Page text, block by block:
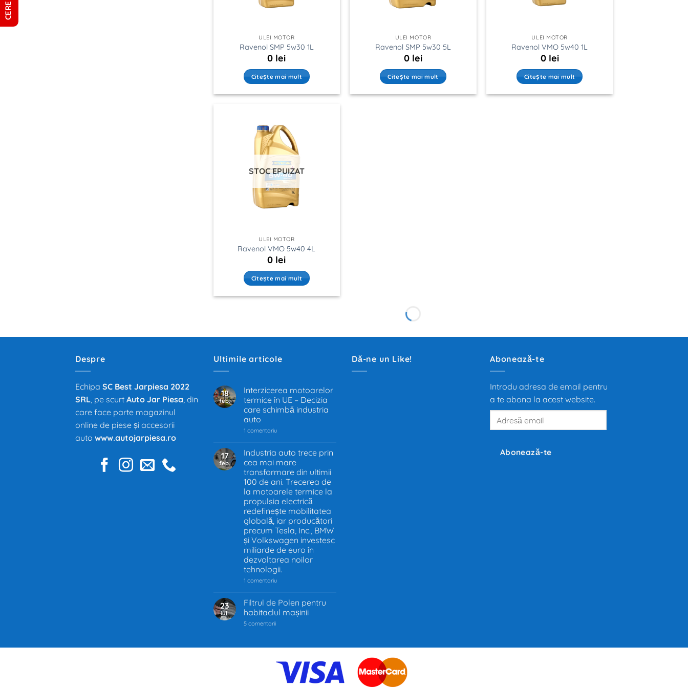
ULEI MOTOR
Ravenol SMP 5w30 1L
0 lei
Citește mai mult
ULEI MOTOR
Ravenol SMP 5w30 5L
0 lei
Citește mai mult
ULEI MOTOR
Ravenol VMO 5w40 1L
0 lei
Citește mai mult
STOC EPUIZAT
ULEI MOTOR
Ravenol VMO 5w40 4L
0 lei
Citește mai mult
Despre
Echipa SC Best Jarpiesa 2022
SRL, pe scurt Auto Jar Piesa, din
care face parte magazinul
online de piese și accesorii
auto www.autojarpiesa.ro
Ultimile articole
18
feb.
Interzicerea motoarelor
termice în UE – Decizia
care schimbă industria
auto
1 comentariula
termice
în
UE
–
Decizia
care
schimbă
industria
auto
17
feb.
Industria auto trece prin
cea mai mare
transformare din ultimii
100 de ani. Trecerea de
la motoarele termice la
propulsia electrică
redefinește mobilitatea
globală, iar producători
precum Tesla, Inc., BMW
și Volkswagen investesc
miliarde de euro în
dezvoltarea noilor
tehnologii.
1 comentariula
trece
prin
cea
ultimii
de
ani.
Trecerea
23
iul.
Filtrul de Polen pentru
habitaclul mașinii
5 comentariila
pentru
mașinii
Dă-ne un Like! Abonează-te
Introdu adresa de email pentru
a te abona la acest website.
Adresă
Abonează-te